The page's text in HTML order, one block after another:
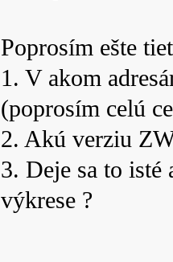
Poprosím ešte
1. V akom
(poprosím celú
2. Akú verziu
3. Deje sa to
výkrese ?